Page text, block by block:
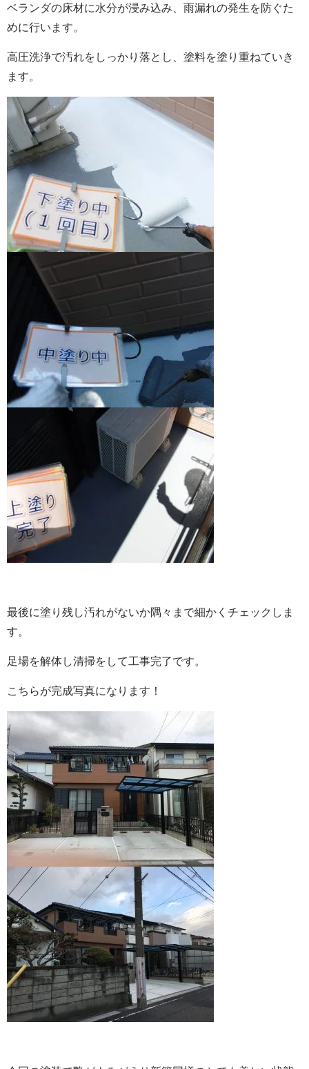
ベランダの床材に水分が浸み込み、雨漏れの発生を防ぐた
めに行います。
高圧洗浄で汚れをしっかり落とし、塗料を塗り重ねていき
ます。
最後に塗り残し汚れがないか隅々まで細かくチェックしま
す。
足場を解体し清掃をして工事完了です。
こちらが完成写真になります！